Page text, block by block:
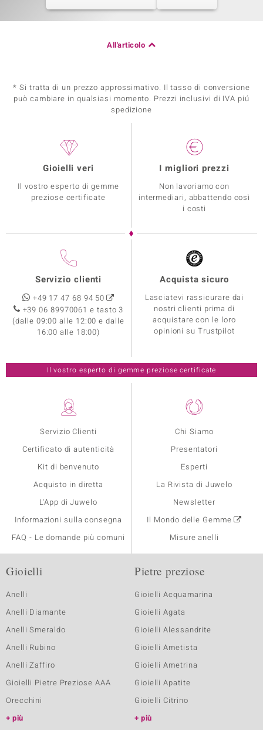
All'articolo
* Si tratta di un prezzo approssimativo. Il tasso di conversione
può cambiare in qualsiasi momento. Prezzi inclusivi di IVA piú
spedizione
Servizio Clienti
Certificato di autenticità
Kit di benvenuto
Acquisto in diretta
L'App di Juwelo
Informazioni sulla consegna
FAQ - Le domande più comuni
Chi Siamo
Presentatori
Esperti
La Rivista di Juwelo
Newsletter
Il Mondo delle Gemme
Misure anelli
Gioielli veri
Il vostro esperto di gemme
preziose certificate
I migliori prezzi
Non lavoriamo con
intermediari, abbattendo così
i costi
Servizio clienti
+49 17 47 68 94 50
+39 06 89970061 e tasto 3
(dalle 09:00 alle 12:00 e dalle
16:00 alle 18:00)
Acquista sicuro
Lasciatevi rassicurare dai
nostri clienti prima di
acquistare con le loro
opinioni su Trustpilot
Il vostro esperto di gemme preziose certificate
Gioielli
Anelli
Anelli Diamante
Anelli Smeraldo
Anelli Rubino
Anelli Zaffiro
Gioielli Pietre Preziose AAA
Orecchini
più
Pietre preziose
Gioielli Acquamarina
Gioielli Agata
Gioielli Alessandrite
Gioielli Ametista
Gioielli Ametrina
Gioielli Apatite
Gioielli Citrino
più